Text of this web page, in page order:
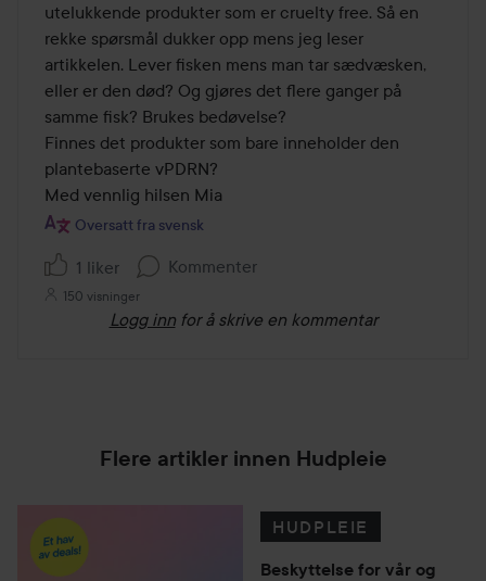
utelukkende produkter som er cruelty free. Så en
rekke spørsmål dukker opp mens jeg leser
artikkelen. Lever fisken mens man tar sædvæsken,
eller er den død? Og gjøres det flere ganger på
samme fisk? Brukes bedøvelse?
Finnes det produkter som bare inneholder den
plantebaserte vPDRN?
Med vennlig hilsen Mia
Oversatt fra svensk
1 liker Kommenter
150 visninger
Logg inn for å skrive en kommentar
Flere artikler innen Hudpleie
HUDPLEIE
Beskyttelse for vår og